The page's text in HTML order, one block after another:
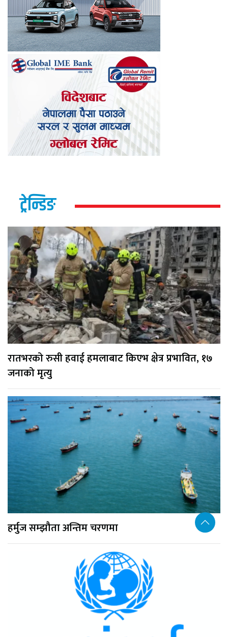
ट्रेन्डिङ
रातभरको रुसी हवाई हमलाबाट किएभ क्षेत्र प्रभावित, १७
जनाको मृत्यु
हर्मुज सम्झौता अन्तिम चरणमा